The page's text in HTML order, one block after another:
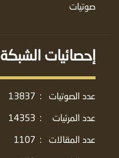
صوتيات
إحصائيات الشبكة
عدد الصوتيات :
13837
عدد المرئيات
:
14353
عدد المقالات
:
1107